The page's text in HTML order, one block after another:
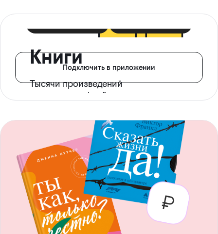
Книги
Тысячи произведений
с доступом офлайн
Подключить в приложении